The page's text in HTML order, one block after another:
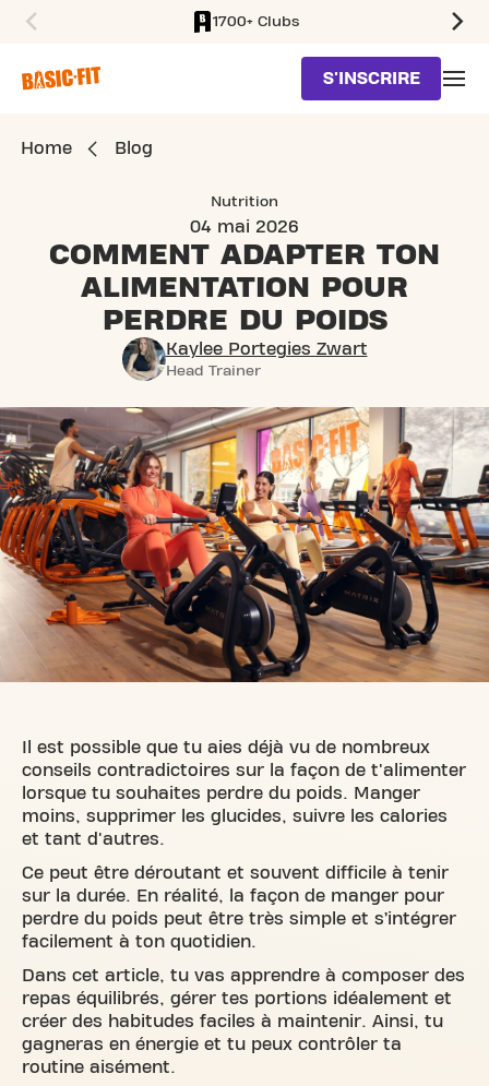
1700+ Clubs
S'INSCRIRE
Home Blog
Nutrition
04 mai 2026
COMMENT ADAPTER TON
ALIMENTATION POUR
PERDRE DU POIDS
Kaylee Portegies Zwart
Head Trainer
Il est possible que tu aies déjà vu de nombreux
conseils contradictoires sur la façon de t'alimenter
lorsque tu souhaites perdre du poids. Manger
moins, supprimer les glucides, suivre les calories
et tant d'autres.
Ce peut être déroutant et souvent difficile à tenir
sur la durée. En réalité, la façon de manger pour
perdre du poids peut être très simple et s’intégrer
facilement à ton quotidien.
Dans cet article, tu vas apprendre à composer des
repas équilibrés, gérer tes portions idéalement et
créer des habitudes faciles à maintenir. Ainsi, tu
gagneras en énergie et tu peux contrôler ta
routine aisément.